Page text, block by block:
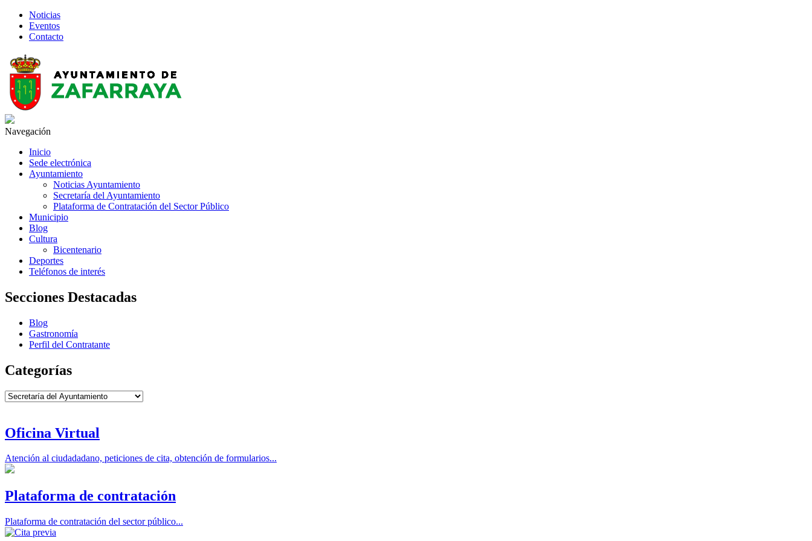
Noticias
Eventos
Contacto
Navegación
Inicio
Sede electrónica
Ayuntamiento
Noticias Ayuntamiento
Secretaría del Ayuntamiento
Plataforma de Contratación del Sector Público
Municipio
Blog
Cultura
Bicentenario
Deportes
Teléfonos de interés
Secciones Destacadas
Blog
Gastronomía
Perfil del Contratante
Categorías
Categorías
Oficina Virtual
Atención al ciudadadano, peticiones de cita, obtención de formularios...
Plataforma de contratación
Plataforma de contratación del sector público...